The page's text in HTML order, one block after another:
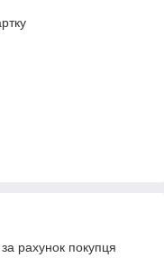
рахунок покупця